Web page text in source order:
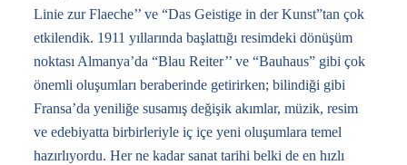
Linie zur Flaeche’’ ve “Das Geistige in der Kunst”tan çok
etkilendik. 1911 yıllarında başlattığı resimdeki dönüşüm
noktası Almanya’da “Blau Reiter’’ ve “Bauhaus” gibi çok
önemli oluşumları beraberinde getirirken; bilindiği gibi
Fransa’da yeniliğe susamış değişik akımlar, müzik, resim
ve edebiyatta birbirleriyle iç içe yeni oluşumlara temel
hazırlıyordu. Her ne kadar sanat tarihi belki de en hızlı